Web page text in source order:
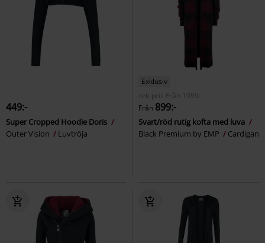
449:-
Super Cropped Hoodie Doris
Outer Vision
Luvtröja
Exklusiv
rek-pris
Från
1099:-
Från 899:-
Svart/röd rutig kofta med luva
Black Premium by EMP
Cardigan